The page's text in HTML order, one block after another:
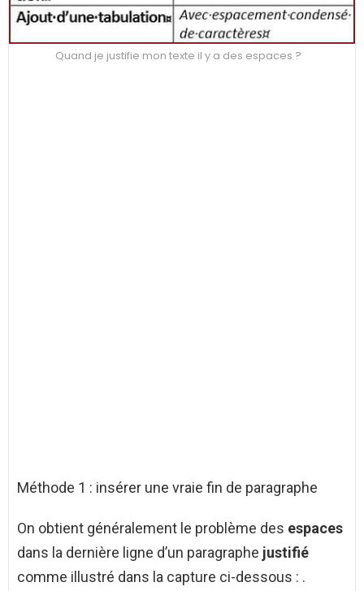
Quand je justifie mon texte il y a des espaces ?
Méthode 1 : insérer une vraie fin de paragraphe
On obtient généralement le problème des espaces
dans la dernière ligne d’un paragraphe justifié
comme illustré dans la capture ci-dessous : .